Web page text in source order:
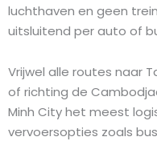
luchthaven en geen
uitsluitend per auto of
Vrijwel alle routes naar
of richting de
Minh City het meest
vervoersopties zoals